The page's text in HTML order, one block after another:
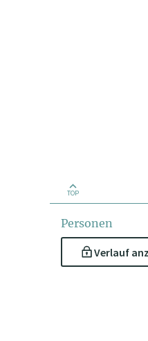
TOP
Personen
Verlauf